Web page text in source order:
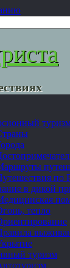
по
в дикой
тепло
туризм